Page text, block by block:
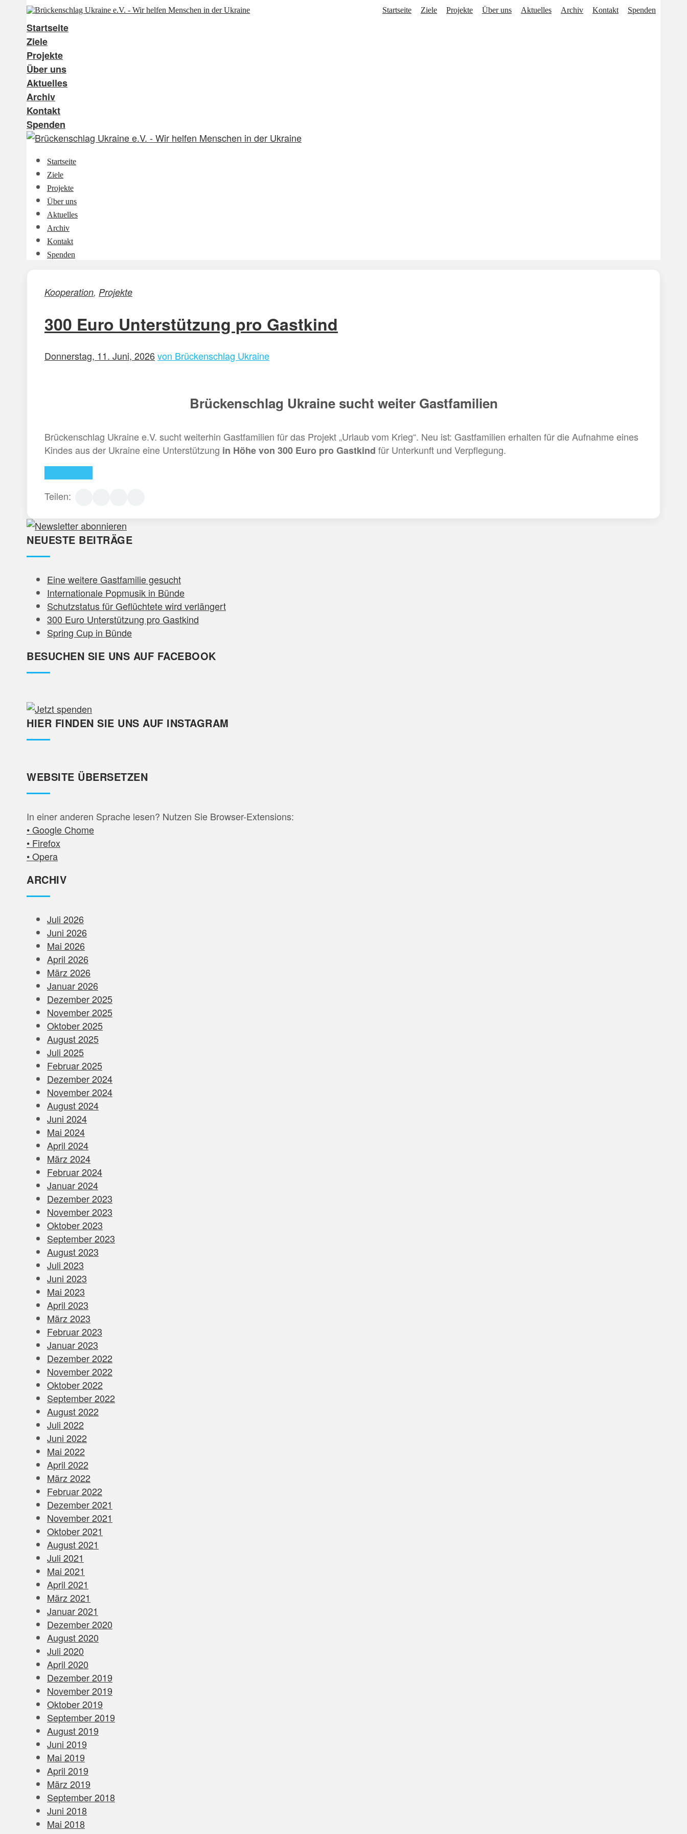
Startseite Ziele Projekte Über uns Aktuelles Archiv Kontakt Spenden
Startseite
Ziele
Projekte
Über uns
Aktuelles
Archiv
Kontakt
Spenden
Startseite
Ziele
Projekte
Über uns
Aktuelles
Archiv
Kontakt
Spenden
Kooperation, Projekte
300 Euro Unterstützung pro Gastkind
Donnerstag, 11. Juni, 2026von Brückenschlag Ukraine
Brückenschlag Ukraine sucht weiter Gastfamilien
Brückenschlag Ukraine e.V. sucht weiterhin Gastfamilien für das Projekt „Urlaub vom Krieg“. Neu ist: Gastfamilien erhalten für die Aufnahme eines
Kindes aus der Ukraine eine Unterstützung in Höhe von 300 Euro pro Gastkind für Unterkunft und Verpflegung.
Teilen:
NEUESTE BEITRÄGE
Eine weitere Gastfamilie gesucht
Internationale Popmusik in Bünde
Schutzstatus für Geflüchtete wird verlängert
300 Euro Unterstützung pro Gastkind
Spring Cup in Bünde
BESUCHEN SIE UNS AUF FACEBOOK
HIER FINDEN SIE UNS AUF INSTAGRAM
WEBSITE ÜBERSETZEN
In einer anderen Sprache lesen? Nutzen Sie Browser-Extensions:
• Google Chome
• Firefox
• Opera
ARCHIV
Juli 2026
Juni 2026
Mai 2026
April 2026
März 2026
Januar 2026
Dezember 2025
November 2025
Oktober 2025
August 2025
Juli 2025
Februar 2025
Dezember 2024
November 2024
August 2024
Juni 2024
Mai 2024
April 2024
März 2024
Februar 2024
Januar 2024
Dezember 2023
November 2023
Oktober 2023
September 2023
August 2023
Juli 2023
Juni 2023
Mai 2023
April 2023
März 2023
Februar 2023
Januar 2023
Dezember 2022
November 2022
Oktober 2022
September 2022
August 2022
Juli 2022
Juni 2022
Mai 2022
April 2022
März 2022
Februar 2022
Dezember 2021
November 2021
Oktober 2021
August 2021
Juli 2021
Mai 2021
April 2021
März 2021
Januar 2021
Dezember 2020
August 2020
Juli 2020
April 2020
Dezember 2019
November 2019
Oktober 2019
September 2019
August 2019
Juni 2019
Mai 2019
April 2019
März 2019
September 2018
Juni 2018
Mai 2018